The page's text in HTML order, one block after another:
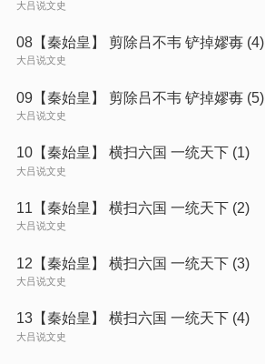
大吕说文史
08【秦始皇】 剪除吕不韦 铲掉嫪毐 (4)
大吕说文史
09【秦始皇】 剪除吕不韦 铲掉嫪毐 (5)
大吕说文史
10【秦始皇】 横扫六国 一统天下 (1)
大吕说文史
11【秦始皇】 横扫六国 一统天下 (2)
大吕说文史
12【秦始皇】 横扫六国 一统天下 (3)
大吕说文史
13【秦始皇】 横扫六国 一统天下 (4)
大吕说文史